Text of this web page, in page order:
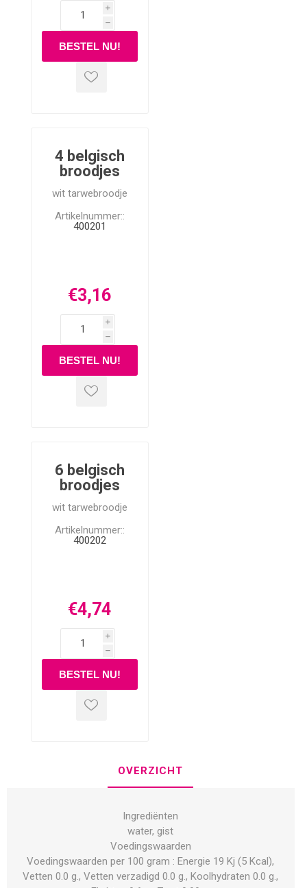
i
h
4 belgisch
broodjes
wit tarwebroodje
Artikelnummer::
400201
€3,16
i
h
6 belgisch
broodjes
wit tarwebroodje
Artikelnummer::
400202
€4,74
i
h
OVERZICHT
Ingrediënten
water, gist
Voedingswaarden
Voedingswaarden per 100 gram : Energie 19 Kj (5 Kcal),
Vetten 0.0 g., Vetten verzadigd 0.0 g., Koolhydraten 0.0 g.,